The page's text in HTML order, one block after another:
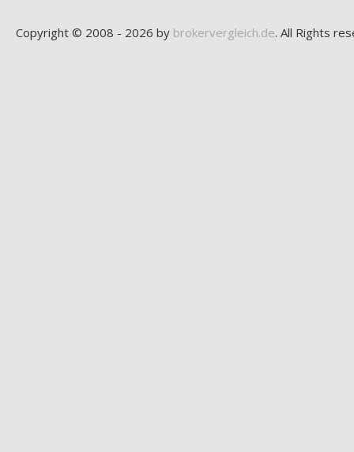
Copyright © 2008 - 2026 by brokervergleich.de. All Rights